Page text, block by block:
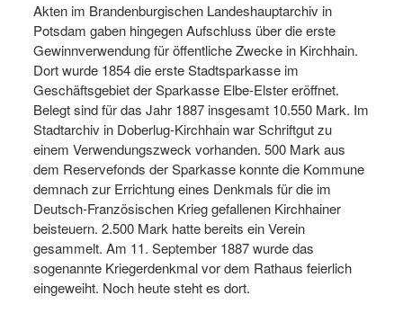
Akten im Brandenburgischen Landeshauptarchiv in
Potsdam gaben hingegen Aufschluss über die erste
Gewinnverwendung für öffentliche Zwecke in Kirchhain.
Dort wurde 1854 die erste Stadtsparkasse im
Geschäftsgebiet der Sparkasse Elbe-Elster eröffnet.
Belegt sind für das Jahr 1887 insgesamt 10.550 Mark. Im
Stadtarchiv in Doberlug-Kirchhain war Schriftgut zu
einem Verwendungszweck vorhanden. 500 Mark aus
dem Reservefonds der Sparkasse konnte die Kommune
demnach zur Errichtung eines Denkmals für die im
Deutsch-Französischen Krieg gefallenen Kirchhainer
beisteuern. 2.500 Mark hatte bereits ein Verein
gesammelt. Am 11. September 1887 wurde das
sogenannte Kriegerdenkmal vor dem Rathaus feierlich
eingeweiht. Noch heute steht es dort.